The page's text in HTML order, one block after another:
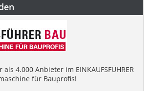
4.000 Anbieter im EINKAUFSFÜHRER
für Bauprofis!